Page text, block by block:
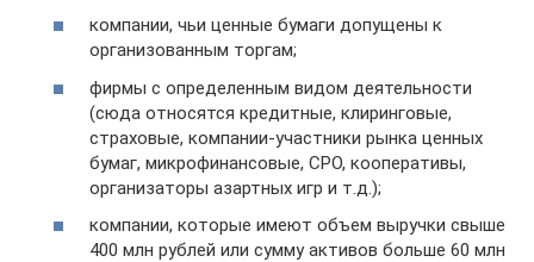
компании, чьи ценные бумаги допущены к
организованным торгам;
фирмы с определенным видом деятельности
(сюда относятся кредитные, клиринговые,
страховые, компании-участники рынка ценных
бумаг, микрофинансовые, СРО, кооперативы,
организаторы азартных игр и т.д.);
компании, которые имеют объем выручки свыше
400 млн рублей или сумму активов больше 60 млн